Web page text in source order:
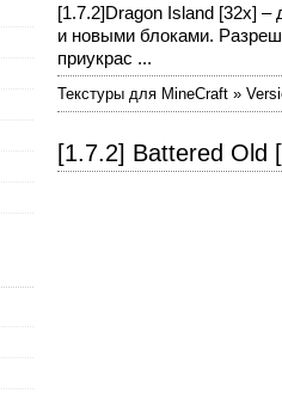
[1.7.2]Dragon Island [32x] –
и новыми блоками.
приукрас ...
Текстуры для MineCraft »
[1.7.2] Battered Old